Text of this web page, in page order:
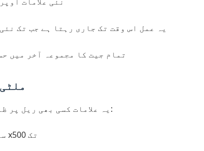
یہ عمل اس وقت تک جاری رہتا ہے جب تک
تمام جیت کا مجموعہ آخر میں
یہ علامات کسی بھی ریل پر ظاہر ہو سکتی ہیں:
قیمتیں x2 سے x500 تک